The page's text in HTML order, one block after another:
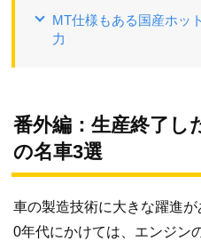
MT仕様もある国産ホッ
力
番外編：生産終了し
の名車3選
車の製造技術に大きな躍進
0年代にかけては、エンジン